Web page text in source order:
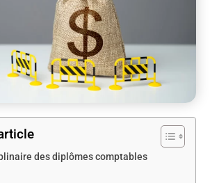
des diplômes comptables